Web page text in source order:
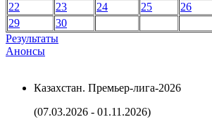
22
23 24 25 26
29
30
Результаты
Анонсы
Казахстан. Премьер-лига-2026
(07.03.2026 - 01.11.2026)